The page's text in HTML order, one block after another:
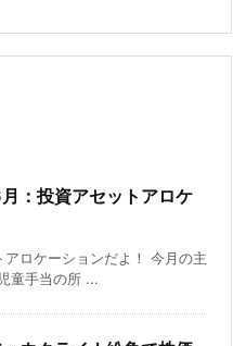
：投資アセットアロケ
ロケーションだよ！ 今月の主
童手当の所 ...